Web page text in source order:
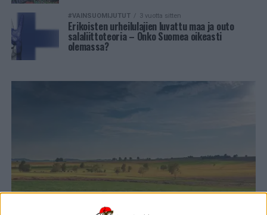
#VAINSUOMIJUTUT 3 vuotta sitten
Erikoisten urheilulajien luvattu maa ja outo
salaliittoteoria – Onko Suomea oikeasti
olemassa?